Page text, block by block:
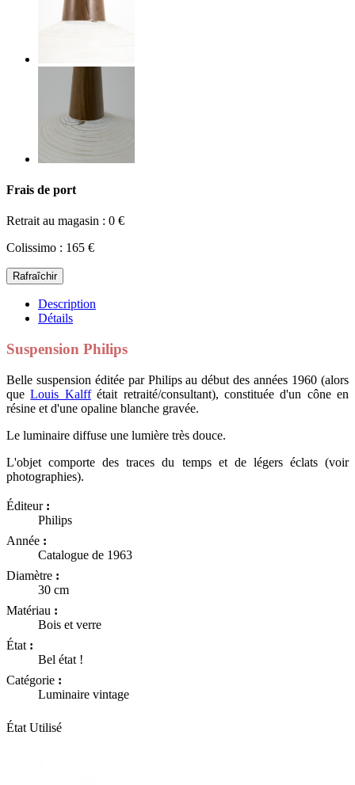
Frais de port
Retrait au magasin : 0 €
Colissimo : 165 €
Description
Détails
Suspension Philips
Belle suspension éditée par Philips au début des années 1960 (alors
queLouis Kalffétait retraité/consultant), constituée d'un cône en
résine et d'une opaline blanche gravée.
Le luminaire diffuse une lumière très douce.
L'objet comporte des traces du temps et de légers éclats (voir
photographies).
Éditeur :
Philips
Année :
Catalogue de 1963
Diamètre :
30 cm
Matériau :
Bois et verre
État :
Bel état !
Catégorie :
Luminaire vintage
État Utilisé